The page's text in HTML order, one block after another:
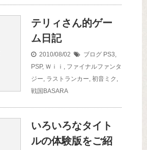
テリィさん的ゲー
ム日記
2010/08/02 ブログ PS3,
PSP, Ｗｉｉ , ファイナルファンタ
ジー, ラストランカー, 初音ミク ,
戦国BASARA
いろいろなタイト
ルの体験版をご紹